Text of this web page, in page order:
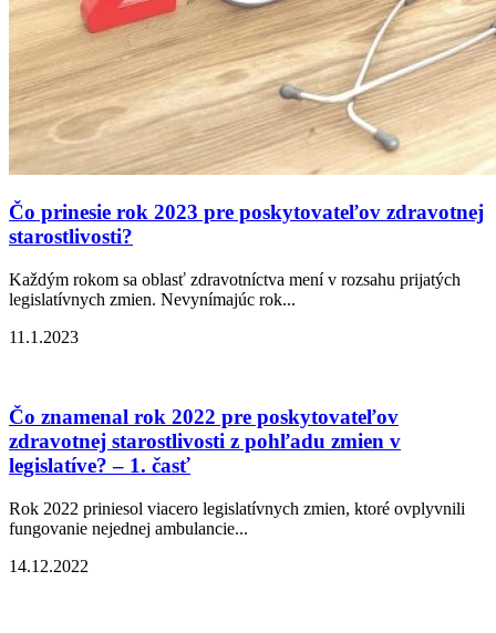
Čo prinesie rok 2023 pre poskytovateľov zdravotnej
starostlivosti?
Každým rokom sa oblasť zdravotníctva mení v rozsahu prijatých
legislatívnych zmien. Nevynímajúc rok...
11.1.2023
Čo znamenal rok 2022 pre poskytovateľov
zdravotnej starostlivosti z pohľadu zmien v
legislatíve? – 1. časť
Rok 2022 priniesol viacero legislatívnych zmien, ktoré ovplyvnili
fungovanie nejednej ambulancie...
14.12.2022